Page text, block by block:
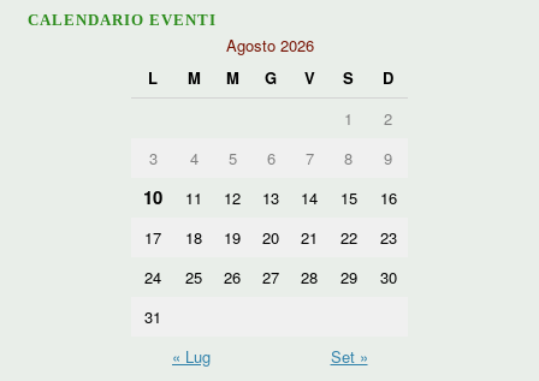
CALENDARIO EVENTI
Agosto 2026
L
M M G V S
D
1
2
3
4 5 6 7 8 9
10 11 12 13 14 15
16
17
18 19 20 21 22
23
24
25 26 27 28 29
30
31
« Lug
Set »